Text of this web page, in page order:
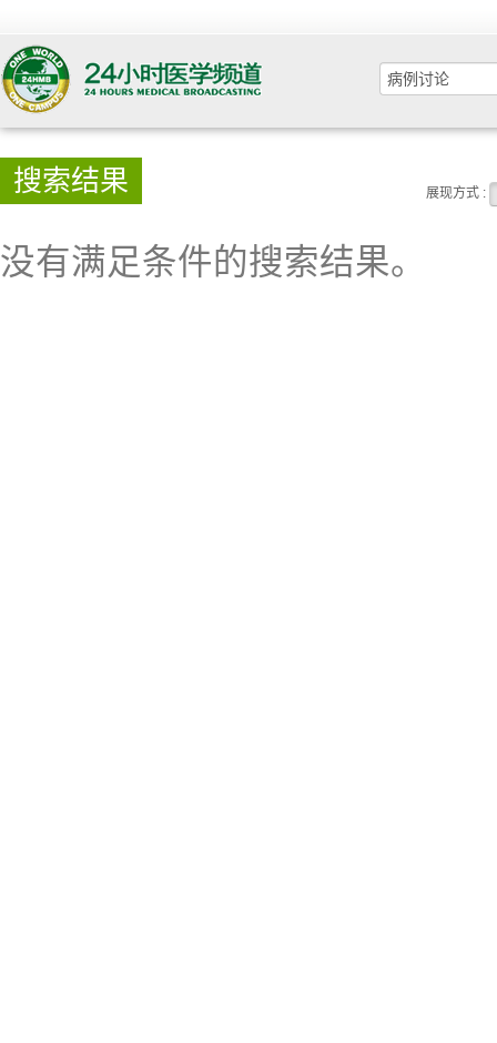
搜索结果 展现方式 :
没有满足条件的搜索结果。